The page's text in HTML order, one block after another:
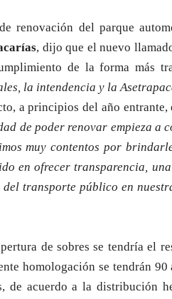
renovación del parque
, dijo que el nuevo
de la forma más
la intendencia y la
a principios del año entrante,
de poder renovar empieza a
muy contentos por
en ofrecer transparencia,
transporte público en
de sobres se tendría el
homologación se tendrán 90
de acuerdo a la distribución